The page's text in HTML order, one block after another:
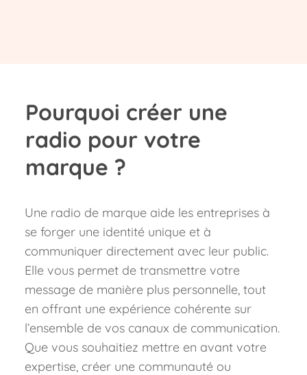
Pourquoi créer une
radio pour votre
marque ?
Une radio de marque aide les entreprises à
se forger une identité unique et à
communiquer directement avec leur public.
Elle vous permet de transmettre votre
message de manière plus personnelle, tout
en offrant une expérience cohérente sur
l’ensemble de vos canaux de communication.
Que vous souhaitiez mettre en avant votre
expertise, créer une communauté ou